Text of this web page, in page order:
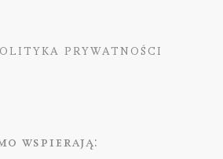
PRYWATNOŚCI
wspierają: